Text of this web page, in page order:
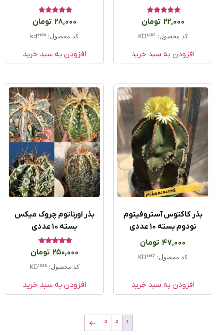
5.0022,000 تومان
کد محصول: KD1257
افزودن به سبد خرید
5.0028,000 تومان
کد محصول: kd1196
افزودن به سبد خرید
کاکتوس آستروفیتوم
نودوم بسته ۱۰ عددی
47,000 تومان
کد محصول: KD1167
افزودن به سبد خرید
بذر اورناتوم چروک میکس
بسته 10 عددی
5.00
250,000 تومان
کد محصول: KD1286
افزودن به سبد خرید
←